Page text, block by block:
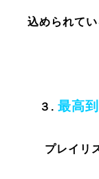
込められて
３.最高
プレイリ